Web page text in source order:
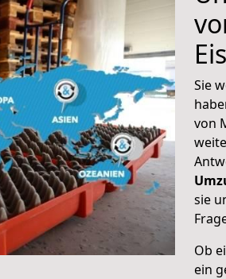
Sie
von
sie
Ob
ein